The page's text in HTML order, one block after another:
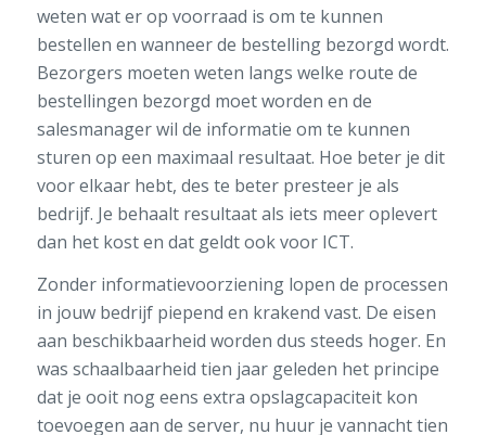
weten wat er op voorraad is om te kunnen
bestellen en wanneer de bestelling bezorgd wordt.
Bezorgers moeten weten langs welke route de
bestellingen bezorgd moet worden en de
salesmanager wil de informatie om te kunnen
sturen op een maximaal resultaat. Hoe beter je dit
voor elkaar hebt, des te beter presteer je als
bedrijf. Je behaalt resultaat als iets meer oplevert
dan het kost en dat geldt ook voor ICT.
Zonder informatievoorziening lopen de processen
in jouw bedrijf piepend en krakend vast. De eisen
aan beschikbaarheid worden dus steeds hoger. En
was schaalbaarheid tien jaar geleden het principe
dat je ooit nog eens extra opslagcapaciteit kon
toevoegen aan de server, nu huur je vannacht tien